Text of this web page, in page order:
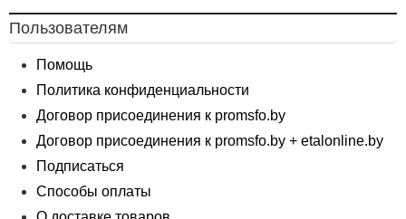
Пользователям
Помощь
Политика конфиденциальности
Договор присоединения к promsfo.by
Договор присоединения к promsfo.by + etalonline.by
Подписаться
Способы оплаты